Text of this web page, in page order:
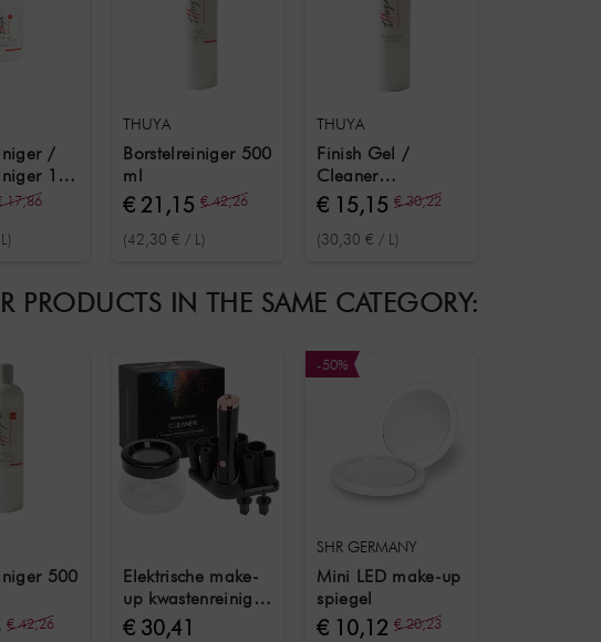
/
100
17,86
THUYA
Borstelreiniger 500
ml
€ 21,15 € 42,26
(42,30 € / L)
THUYA
Finish Gel /
Cleaner
ontvettingsoplossing
500 ml
€ 15,15 € 30,22
(30,30 € / L)
PRODUCTS IN THE SAME CATEGORY:
500
€ 42,26
Elektrische make-
up kwastenreiniger
voor 8
€ 30,41
-50%
SHR GERMANY
Mini LED make-up
spiegel
€ 10,12 € 20,23